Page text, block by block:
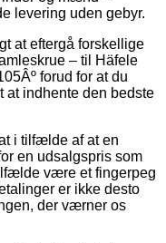
levering uden gebyr.
at eftergå forskellige
– til Häfele
forud for at du
at indhente den bedste
i tilfælde af at en
en udsalgspris som
være et fingerpeg
er ikke desto
der værner os